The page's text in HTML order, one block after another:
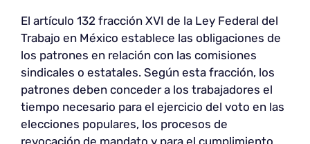
El artículo 132 fracción XVI de la Ley Federal del
Trabajo en México establece las obligaciones de
los patrones en relación con las comisiones
sindicales o estatales. Según esta fracción, los
patrones deben conceder a los trabajadores el
tiempo necesario para el ejercicio del voto en las
elecciones populares, los procesos de